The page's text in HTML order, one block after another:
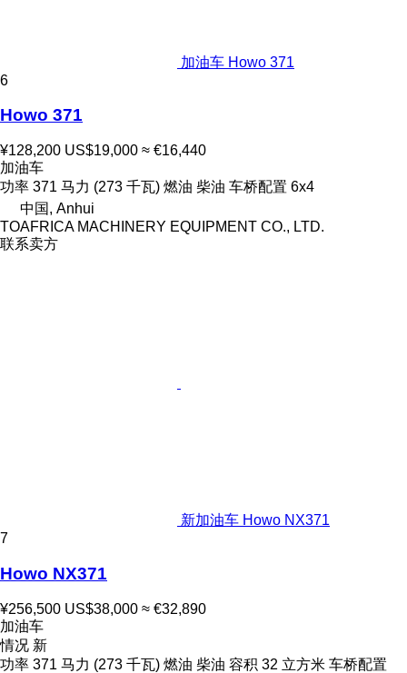
加油车 Howo 371
6
Howo 371
¥128,200 US$19,000 ≈ €16,440
加油车
功率 371 马力 (273 千瓦) 燃油 柴油 车桥配置 6x4
中国, Anhui
TOAFRICA MACHINERY EQUIPMENT CO., LTD.
联系卖方
新加油车 Howo NX371
7
Howo NX371
¥256,500 US$38,000 ≈ €32,890
加油车
情况 新
功率 371 马力 (273 千瓦) 燃油 柴油 容积 32 立方米 车桥配置